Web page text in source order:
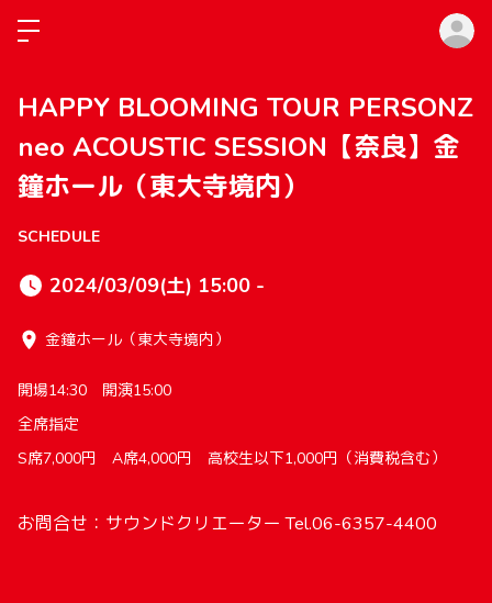
HAPPY BLOOMING TOUR PERSONZ
neo ACOUSTIC SESSION【奈良】金
鐘ホール（東大寺境内）
SCHEDULE
2024/03/09(土) 15:00 -
金鐘ホール（東大寺境内）
開場14:30 開演15:00
全席指定
S席7,000円 A席4,000円 高校生以下1,000円（消費税含む）
お問合せ：サウンドクリエーター Tel.06-6357-4400